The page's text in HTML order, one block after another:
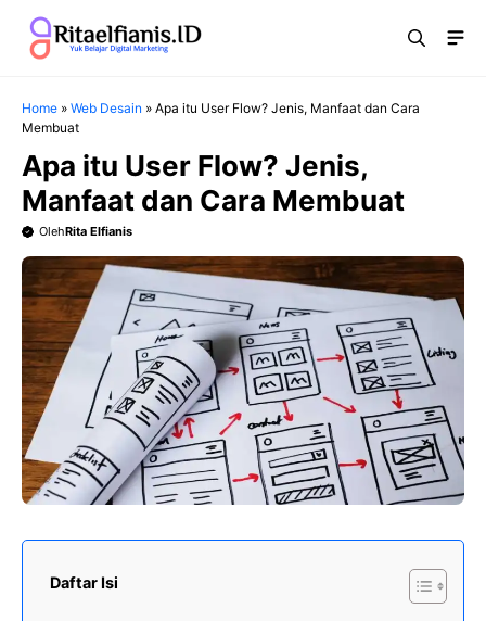
Langsung
Home » Web Desain » Apa itu User Flow? Jenis, Manfaat dan Cara
Membuat
Apa itu User Flow? Jenis,
Manfaat dan Cara Membuat
OlehRita Elfianis
Daftar Isi